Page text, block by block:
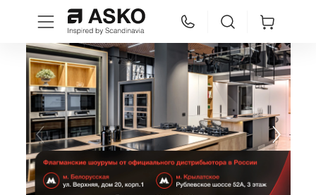
WhatsApp Сравнение Избранное
Техника для кухни
Уход за бельем